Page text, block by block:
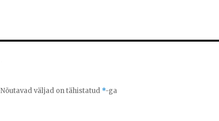
Nõutavad väljad on tähistatud *-ga